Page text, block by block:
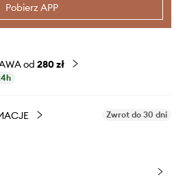
Pobierz APP
od 280 zł
Zwrot do 30 dni